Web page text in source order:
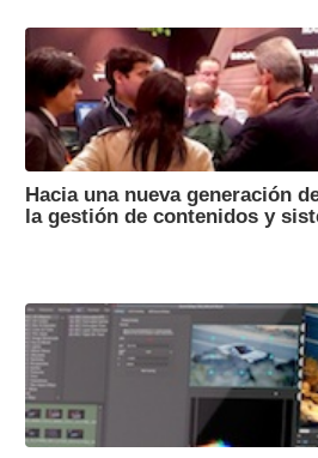
Hacia una nueva generación
la gestión de contenidos y